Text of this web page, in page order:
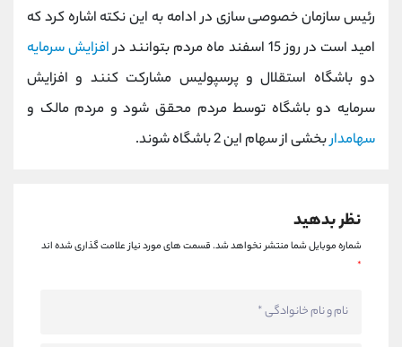
رئیس سازمان خصوصی سازی در ادامه به این نکته اشاره کرد که
امید است در روز 15 اسفند ماه مردم بتوانند در
افزایش سرمایه
دو باشگاه استقلال و پرسپولیس مشارکت کنند و افزایش
سرمایه دو باشگاه توسط مردم محقق شود و مردم مالک و
سهامداربخشی از سهام این 2 باشگاه شوند.
نظر بدهید
شماره موبایل شما منتشر نخواهد شد.قسمت های مورد نیاز علامت گذاری شده اند
*